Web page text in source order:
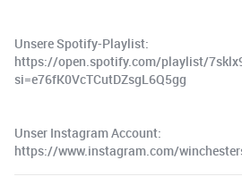
Unsere Spotify-Playlist:
https://open.spotify.com/playlist/
si=e76fK0VcTCutDZsgL6Q5gg
Unser Instagram Account:
https://www.instagram.com/